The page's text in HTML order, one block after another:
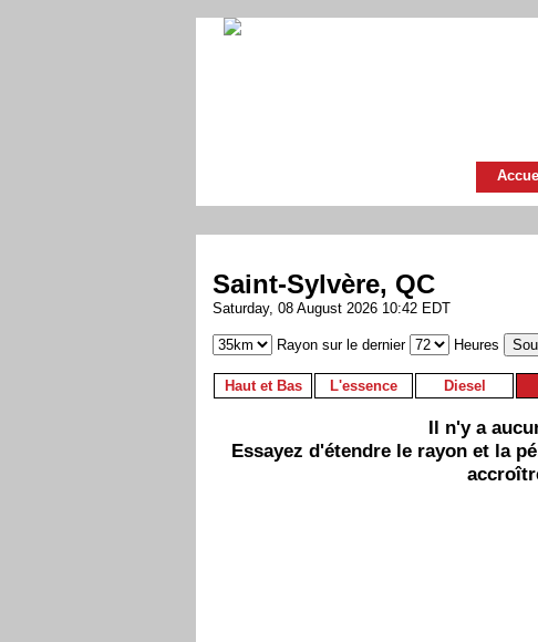
Saint-Sylvère, QC
Saturday, 08 August 2026 10:42 EDT
Rayon sur le dernier Heures
Haut et Bas L'essence Diesel
Il n'y a
Essayez d'étendre le rayon et la